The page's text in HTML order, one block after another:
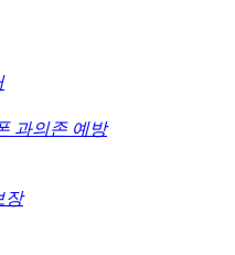
과의존 예방
장